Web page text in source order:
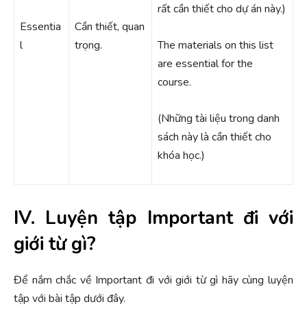
Essentia
l
Cần thiết, quan
trọng.
rất cần thiết cho dự án này.)
The materials on this list
are essential for the
course.
(Những tài liệu trong danh
sách này là cần thiết cho
khóa học.)
IV. Luyện tập Important đi với
giới từ gì?
Để nắm chắc về Important đi với giới từ gì hãy cùng luyện
tập với bài tập dưới đây.